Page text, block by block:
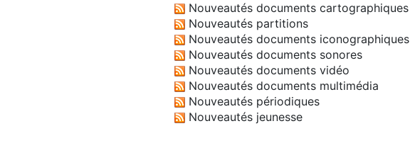
Nouveautés documents cartographiques
Nouveautés partitions
Nouveautés documents iconographiques
Nouveautés documents sonores
Nouveautés documents vidéo
Nouveautés documents multimédia
Nouveautés périodiques
Nouveautés jeunesse